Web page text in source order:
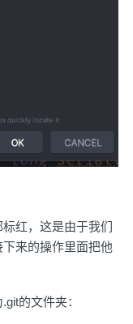
红，这是由于我们
来的操作里面把他
的文件夹：